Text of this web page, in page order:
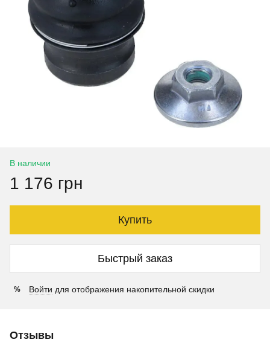
В наличии
1 176 грн
Купить
Быстрый заказ
% Войти для отображения накопительной скидки
Отзывы